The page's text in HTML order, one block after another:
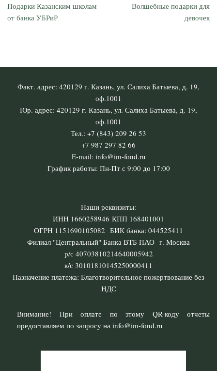
Подарки Казанским школам
от банка УБРиР
Волшебные подарки для
девочек
Факт. адрес: 420129 г. Казань, ул. Салиха Батыева, д. 19,
оф.1001
Юр. адрес: 420129 г. Казань, ул. Салиха Батыева, д. 19,
оф.1001
Тел.: +7 (843) 209 26 53
+7 987 297 82 66
E-mail: info@im-fond.ru
График работы: Пн-Пт с 9:00 до 17:00
Наши реквизиты:
ИНН 1660258946 КПП 168401001
ОГРН 1151690105082 БИК банка: 044525411
Филиал "Центральный" Банка ВТБ ПАО г. Москва
р/с 40703810214640005942
к/с 30101810145250000411
Назначение платежа: Благотворительное пожертвование без
НДС
Внимание! При оплате по этому QR-коду отчеты
предоставляем по запросу на info@im-fond.ru